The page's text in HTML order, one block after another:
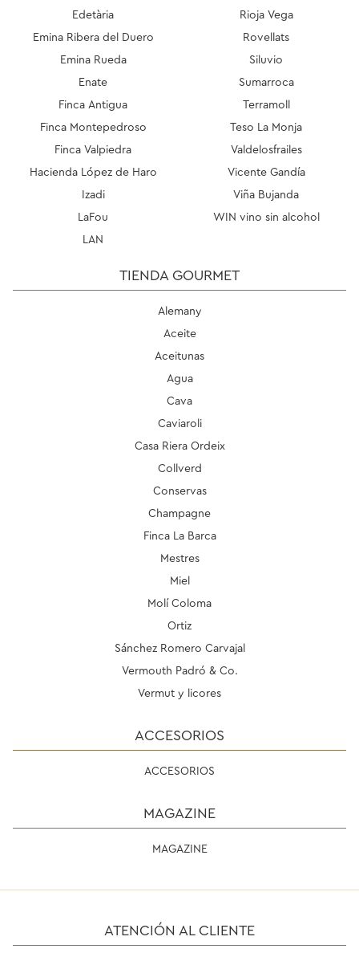
Edetària
Emina Ribera del Duero
Emina Rueda
Enate
Finca Antigua
Finca Montepedroso
Finca Valpiedra
Hacienda López de Haro
Izadi
LaFou
LAN
Rioja Vega
Rovellats
Siluvio
Sumarroca
Terramoll
Teso La Monja
Valdelosfrailes
Vicente Gandía
Viña Bujanda
WIN vino sin alcohol
TIENDA GOURMET
Alemany
Aceite
Aceitunas
Agua
Cava
Caviaroli
Casa Riera Ordeix
Collverd
Conservas
Champagne
Finca La Barca
Mestres
Miel
Molí Coloma
Ortiz
Sánchez Romero Carvajal
Vermouth Padró & Co.
Vermut y licores
ACCESORIOS
ACCESORIOS
MAGAZINE
MAGAZINE
ATENCIÓN AL CLIENTE